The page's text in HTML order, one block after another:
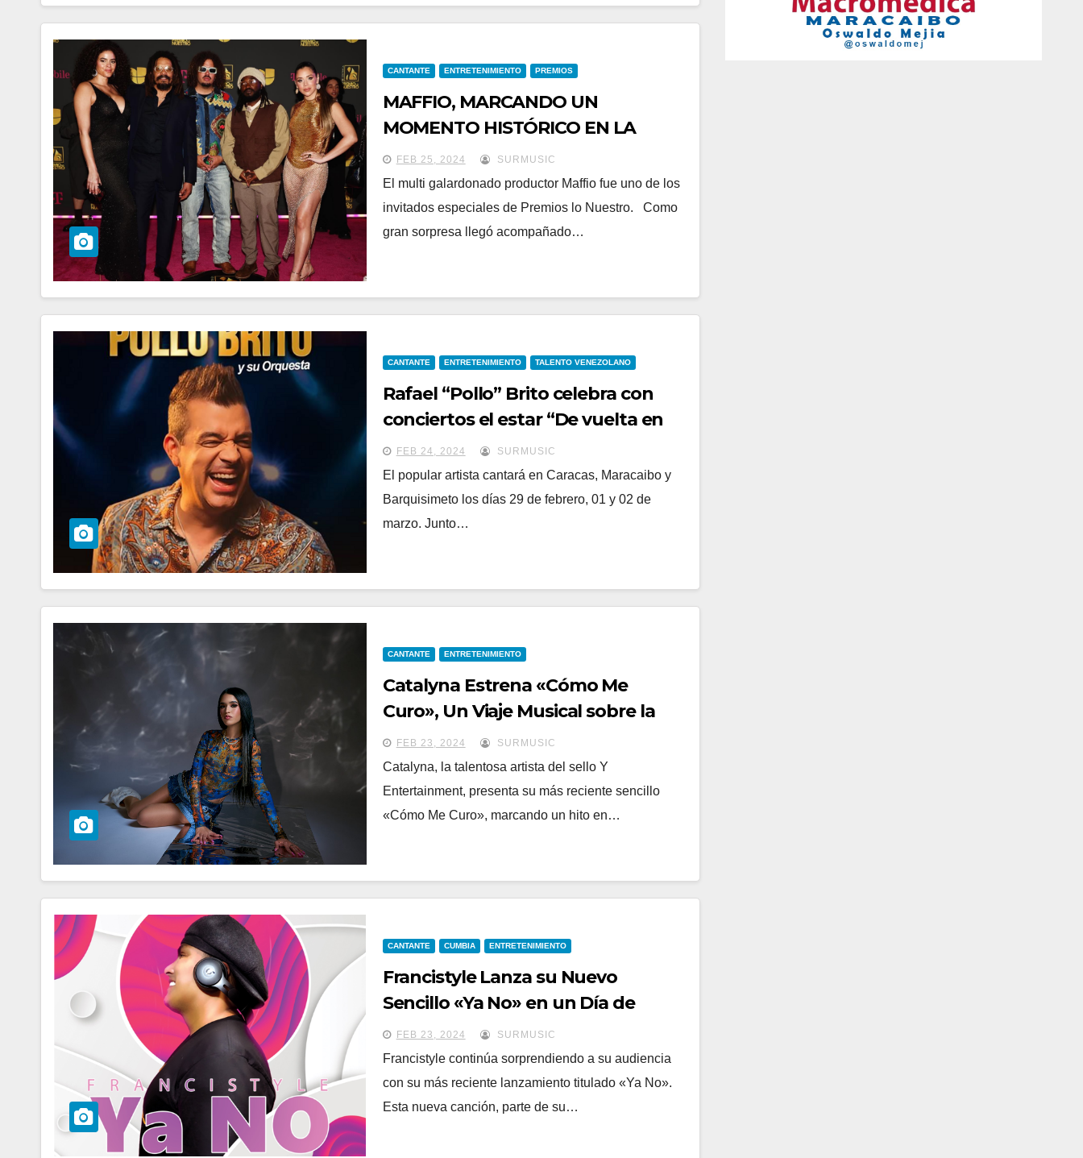
CANTANTE ENTRETENIMIENTO PREMIOS
MAFFIO, MARCANDO UN
MOMENTO HISTÓRICO EN LA
ALFOMBRA DE PREMIOS LO
NUESTRO
FEB 25, 2024 SURMUSIC
El multi galardonado productor Maffio fue uno de los
invitados especiales de Premios lo Nuestro. Como
gran sorpresa llegó acompañado…
CANTANTE ENTRETENIMIENTO TALENTO VENEZOLANO
Rafael “Pollo” Brito celebra con
conciertos el estar “De vuelta en
casa”
FEB 24, 2024 SURMUSIC
El popular artista cantará en Caracas, Maracaibo y
Barquisimeto los días 29 de febrero, 01 y 02 de
marzo. Junto…
CANTANTE ENTRETENIMIENTO
Catalyna Estrena «Cómo Me
Curo», Un Viaje Musical sobre la
Recuperación Emocional
FEB 23, 2024 SURMUSIC
Catalyna, la talentosa artista del sello Y
Entertainment, presenta su más reciente sencillo
«Cómo Me Curo», marcando un hito en…
CANTANTE CUMBIA ENTRETENIMIENTO
Francistyle Lanza su Nuevo
Sencillo «Ya No» en un Día de
Libertad Emocional.
FEB 23, 2024 SURMUSIC
Francistyle continúa sorprendiendo a su audiencia
con su más reciente lanzamiento titulado «Ya No».
Esta nueva canción, parte de su…